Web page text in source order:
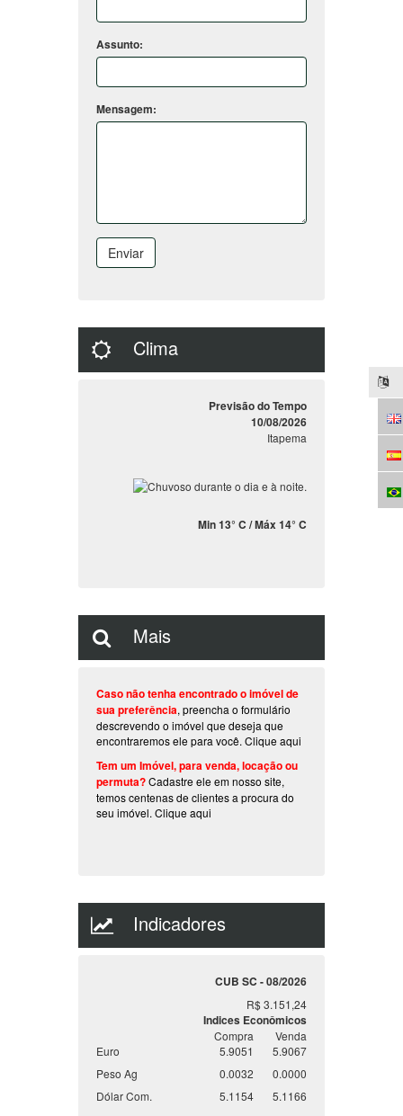
Assunto:
Mensagem:
Enviar
Clima
Previsão do Tempo
10/08/2026
Itapema
Min 13° C / Máx 14° C
Mais
Caso não tenha encontrado o imóvel de
sua preferência, preencha o formulário
descrevendo o imóvel que deseja que
encontraremos ele para você. Clique aqui
Tem um Imóvel, para venda, locação ou
permuta?Cadastre ele em nosso site,
temos centenas de clientes a procura do
seu imóvel. Clique aqui
Indicadores
CUB SC - 08/2026
R$ 3.151,24
Indices Econômicos
Compra
Venda
Euro
5.9051
5.9067
Peso Ag
0.0032
0.0000
Dólar Com.
5.1154 5.1166